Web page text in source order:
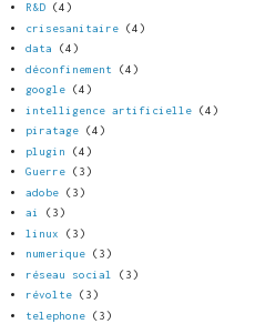
R&D
(4)
crisesanitaire
(4)
data
(4)
déconfinement
(4)
google
(4)
intelligence artificielle
(4)
piratage
(4)
plugin
(4)
Guerre
(3)
adobe
(3)
ai
(3)
linux
(3)
numerique
(3)
réseau social
(3)
révolte
(3)
telephone
(3)